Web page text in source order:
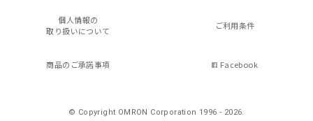
個人情報の
取り扱いについて
ご利用条件
商品のご承諾事項 Facebook
© Copyright OMRON Corporation 1996 - 2026.